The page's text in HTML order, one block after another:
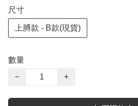
尺寸
上膊款 - B款(現貨)
數量
−
+